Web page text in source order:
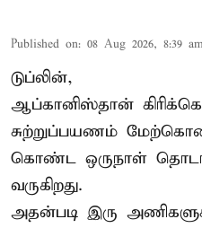
Published on: 08 Aug 2026, 8:39
டுப்லின்,
ஆப்கானிஸ்தான்
சுற்றுப்பயணம்
கொண்ட ஒருநாள்
வருகிறது.
அதன்படி இரு